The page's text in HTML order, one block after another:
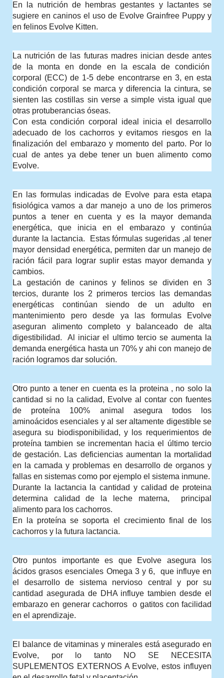
En la nutrición de hembras gestantes y lactantes se
sugiere en caninos el uso de Evolve Grainfree Puppy y
en felinos Evolve Kitten.
La nutrición de las futuras madres inician desde antes
de la monta en donde en la escala de condición
corporal (ECC) de 1-5 debe encontrarse en 3, en esta
condición corporal se marca y diferencia la cintura, se
sienten las costillas sin verse a simple vista igual que
otras protuberancias óseas.
Con esta condición corporal ideal inicia el desarrollo
adecuado de los cachorros y evitamos riesgos en la
finalización del embarazo y momento del parto. Por lo
cual de antes ya debe tener un buen alimento como
Evolve.
En las formulas indicadas de Evolve para esta etapa
fisiológica vamos a dar manejo a uno de los primeros
puntos a tener en cuenta y es la mayor demanda
energética, que inicia en el embarazo y continúa
durante la lactancia.  Estas fórmulas sugeridas ,al tener
mayor densidad energética, permiten dar un manejo de
ración fácil para lograr suplir estas mayor demanda y
cambios.
La gestación de caninos y felinos se dividen en 3
tercios, durante los 2 primeros tercios las demandas
energéticas continúan siendo de un adulto en
mantenimiento pero desde ya las formulas Evolve
aseguran alimento completo y balanceado de alta
digestibilidad.  Al iniciar el ultimo tercio se aumenta la
demanda energética hasta un 70% y ahi con manejo de
ración logramos dar solución.
Otro punto a tener en cuenta es la proteina , no solo la
cantidad si no la calidad, Evolve al contar con fuentes
de proteína 100% animal asegura todos los
aminoácidos esenciales y al ser altamente digestible se
asegura su biodisponibilidad, y los requerimientos de
proteína tambien se incrementan hacia el último tercio
de gestación. Las deficiencias aumentan la mortalidad
en la camada y problemas en desarrollo de organos y
fallas en sistemas como por ejemplo el sistema inmune.
Durante la lactancia la cantidad y calidad de proteina
determina calidad de la leche materna,  principal
alimento para los cachorros.
En la proteína se soporta el crecimiento final de los
cachorros y la futura lactancia.
Otro puntos importante es que Evolve asegura los
ácidos grasos esenciales Omega 3 y 6,  que influye en
el desarrollo de sistema nervioso central y por su
cantidad asegurada de DHA influye tambien desde el
embarazo en generar cachorros  o gatitos con facilidad
en el aprendizaje.
El balance de vitaminas y minerales está asegurado en
Evolve, por lo tanto NO SE NECESITA
SUPLEMENTOS EXTERNOS A Evolve, estos influyen